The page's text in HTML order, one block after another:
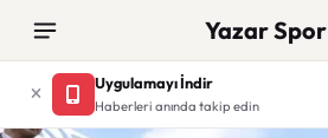
Yazar Spor
Uygulamayı İndir
Haberleri anında takip edin